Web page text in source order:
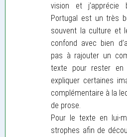
vision et j’apprécie
Portugal est un très
souvent la culture et
confond avec bien
pas à rajouter un
texte pour rester
expliquer certaines
complémentaire à la
de prose.
Pour le texte en lui-
strophes afin de